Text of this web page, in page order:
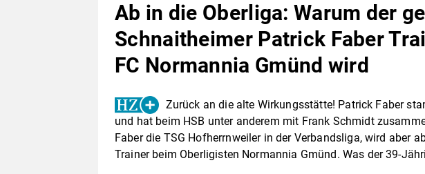
Ab in die Oberliga: Warum der
Schnaitheimer Patrick Faber
FC Normannia Gmünd wird
Zurück an die alte Wirkungsstätte! Patrick Faber
und hat beim HSB unter anderem mit Frank Schmidt
Faber die TSG Hofherrnweiler in der Verbandsliga, wird aber
Trainer beim Oberligisten Normannia Gmünd. Was der 39-